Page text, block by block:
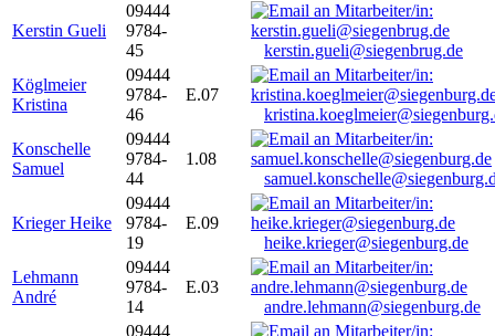
Kerstin Gueli
09444
9784-
45
kerstin.gueli@siegenbrug.de
Köglmeier
Kristina
09444
9784-
46
E.07
Konschelle
Samuel
09444
9784-
44
1.08
Krieger Heike
09444
9784-
19
E.09
heike.krieger@siegenburg.de
Lehmann
André
09444
9784-
14
E.03
andre.lehmann@siegenburg.de
09444